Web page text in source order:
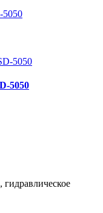
5050
5050
гидравлическое